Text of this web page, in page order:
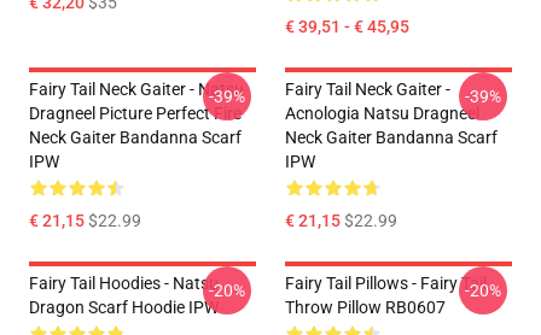
€ 39,51 - € 45,95
Fairy Tail Neck Gaiter - Natsu
Dragneel Picture Perfect Fire
Neck Gaiter Bandanna Scarf
IPW
€ 21,15$22.99
-39%
Fairy Tail Neck Gaiter -
Acnologia Natsu Dragneel
Neck Gaiter Bandanna Scarf
IPW
€ 21,15$22.99
-39%
Fairy Tail Hoodies - Natsu
Dragon Scarf Hoodie IPW
-20%
Fairy Tail Pillows - Fairy Tail
Throw Pillow RB0607
-20%